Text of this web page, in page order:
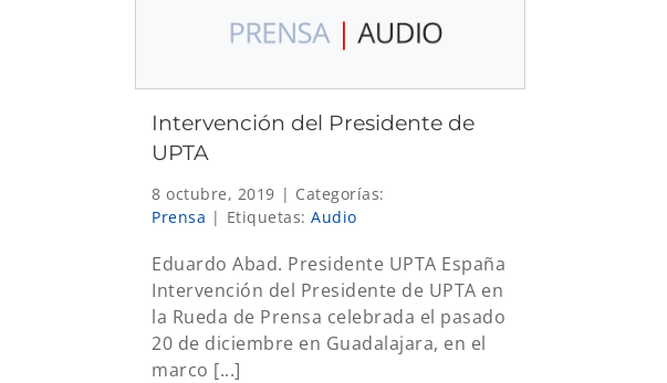
Intervención del Presidente de
UPTA
8 octubre, 2019 | Categorías:
Prensa | Etiquetas: Audio
Eduardo Abad. Presidente UPTA España
Intervención del Presidente de UPTA en
la Rueda de Prensa celebrada el pasado
20 de diciembre en Guadalajara, en el
marco [...]